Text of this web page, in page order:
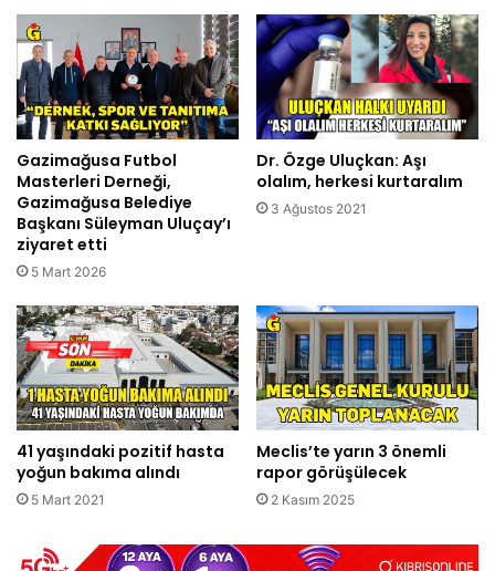
Gazimağusa Futbol
Masterleri Derneği,
Gazimağusa Belediye
Başkanı Süleyman Uluçay’ı
ziyaret etti
5 Mart 2026
Dr. Özge Uluçkan: Aşı
olalım, herkesi kurtaralım
3 Ağustos 2021
41 yaşındaki pozitif hasta
yoğun bakıma alındı
5 Mart 2021
Meclis’te yarın 3 önemli
rapor görüşülecek
2 Kasım 2025